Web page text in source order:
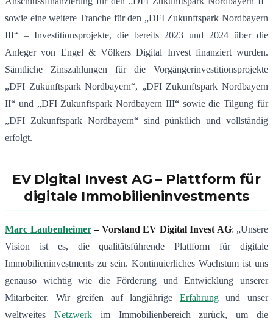
sowie eine weitere Tranche für den „DFI Zukunftspark Nordbayern
III“ – Investitionsprojekte, die bereits 2023 und 2024 über die
Anleger von Engel & Völkers Digital Invest finanziert wurden.
Sämtliche Zinszahlungen für die Vorgängerinvestitionsprojekte
„DFI Zukunftspark Nordbayern“, „DFI Zukunftspark Nordbayern
II“ und „DFI Zukunftspark Nordbayern III“ sowie die Tilgung für
„DFI Zukunftspark Nordbayern“ sind pünktlich und vollständig
erfolgt.
EV Digital Invest AG – Plattform für
digitale Immobilieninvestments
Marc Laubenheimer– Vorstand EV Digital Invest AG: „Unsere
Vision ist es, die qualitätsführende Plattform für digitale
Immobilieninvestments zu sein. Kontinuierliches Wachstum ist uns
genauso wichtig wie die Förderung und Entwicklung unserer
Mitarbeiter. Wir greifen auf langjährige Erfahrungund unser
weltweites Netzwerkim Immobilienbereich zurück, um die